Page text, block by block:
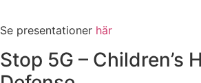
Se presentationer här
Stop 5G – Children’s